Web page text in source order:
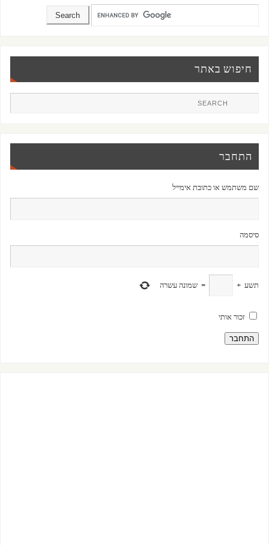
חיפוש באתר
התחבר
שם משתמש או כתובת אימייל
סיסמה
תשע +
= שמונה עשרה
זכור אותי
התחבר